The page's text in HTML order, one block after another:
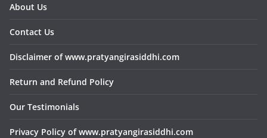
About Us
Contact Us
Disclaimer of www.pratyangirasiddhi.com
Return and Refund Policy
Our Testimonials
Privacy Policy of www.pratyangirasiddhi.com